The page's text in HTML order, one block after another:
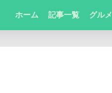
ホーム 記事一覧 グルメ